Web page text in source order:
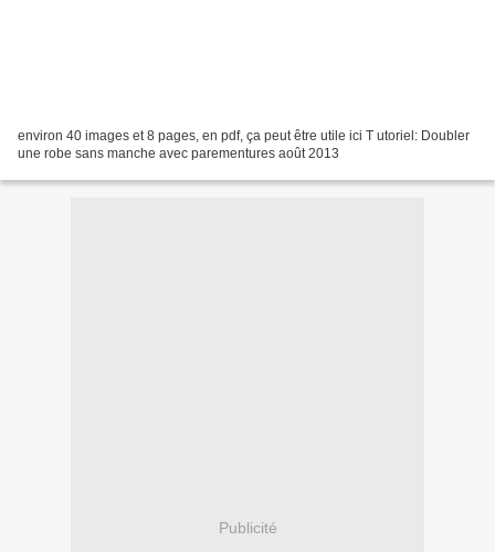
environ 40 images et 8 pages, en pdf, ça peut être utile ici T utoriel: Doubler
une robe sans manche avec parementures août 2013
Publicité